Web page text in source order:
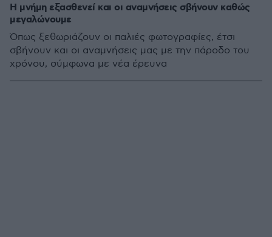
Η μνήμη εξασθενεί και οι αναμνήσεις σβήνουν καθώς
μεγαλώνουμε
Όπως ξεθωριάζουν οι παλιές φωτογραφίες, έτσι
σβήνουν και οι αναμνήσεις μας με την πάροδο του
χρόνου, σύμφωνα με νέα έρευνα